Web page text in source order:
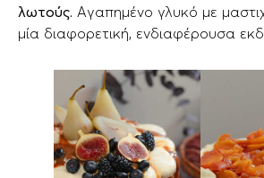
λωτούς. Αγαπημένο γλυκό με
μία διαφορετική, ενδιαφέρουσα